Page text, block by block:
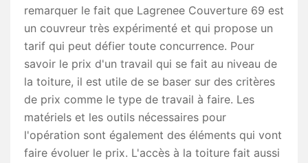
remarquer le fait que Lagrenee Couverture 69 est
un couvreur très expérimenté et qui propose un
tarif qui peut défier toute concurrence. Pour
savoir le prix d'un travail qui se fait au niveau de
la toiture, il est utile de se baser sur des critères
de prix comme le type de travail à faire. Les
matériels et les outils nécessaires pour
l'opération sont également des éléments qui vont
faire évoluer le prix. L'accès à la toiture fait aussi